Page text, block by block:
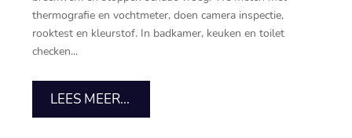
thermografie en vochtmeter, doen camera inspectie,
rooktest en kleurstof. In badkamer, keuken en toilet
checken...
LEES MEER...